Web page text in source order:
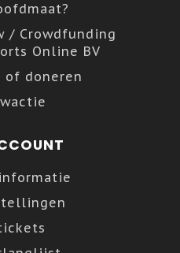
/ Crowdfunding
Online BV
of doneren